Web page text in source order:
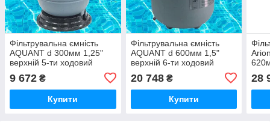
Фільтрувальна ємність
AQUANT d 300мм 1,25"
верхній 5-ти ходовий
фільтра
9 672 ₴
Купити
Фільтрувальна ємність
AQUANT d 600мм 1,5"
верхній 6-ти ходовий
20 748₴
Купити
28